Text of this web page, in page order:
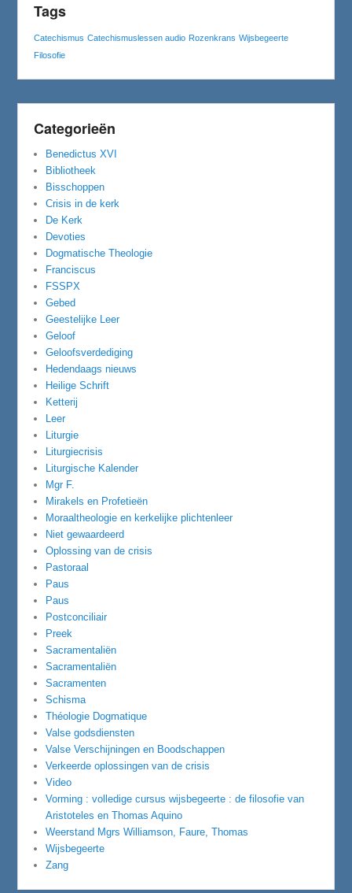
Tags
Catechismus Catechismuslessen audio Rozenkrans Wijsbegeerte
Filosofie
Categorieën
Benedictus XVI
Bibliotheek
Bisschoppen
Crisis in de kerk
De Kerk
Devoties
Dogmatische Theologie
Franciscus
FSSPX
Gebed
Geestelijke Leer
Geloof
Geloofsverdediging
Hedendaags nieuws
Heilige Schrift
Ketterij
Leer
Liturgie
Liturgiecrisis
Liturgische Kalender
Mgr F.
Mirakels en Profetieën
Moraaltheologie en kerkelijke plichtenleer
Niet gewaardeerd
Oplossing van de crisis
Pastoraal
Paus
Paus
Postconciliair
Preek
Sacramentaliën
Sacramentaliën
Sacramenten
Schisma
Théologie Dogmatique
Valse godsdiensten
Valse Verschijningen en Boodschappen
Verkeerde oplossingen van de crisis
Video
Vorming : volledige cursus wijsbegeerte : de filosofie van
Aristoteles en Thomas Aquino
Weerstand Mgrs Williamson, Faure, Thomas
Wijsbegeerte
Zang